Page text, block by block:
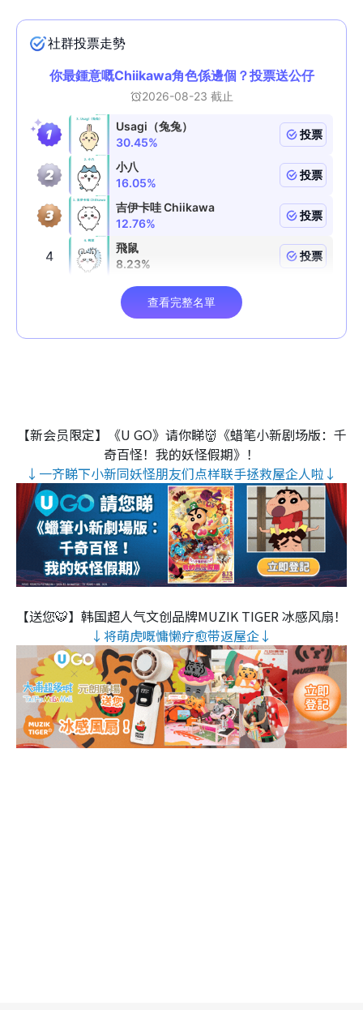
【新会员限定】《U GO》请你睇👹《蜡笔小新剧场版：千
奇百怪！我的妖怪假期》！
↓一齐睇下小新同妖怪朋友们点样联手拯救屋企人啦↓
【送您🐯】韩国超人气文创品牌MUZIK TIGER 冰感风扇！
↓将萌虎嘅慵懒疗愈带返屋企↓